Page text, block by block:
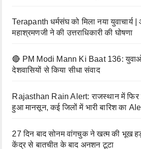
Terapanth धर्मसंघ को मिला नया युवाचार्य |
महाश्रमणजी ने की उत्तराधिकारी की घोषणा
🔴 PM Modi Mann Ki Baat 136:
देशवासियों से किया सीधा संवाद
Rajasthan Rain Alert: राजस्थान में फिर
हुआ मानसून, कई जिलों में भारी बारिश का
27 दिन बाद सोनम वांगचुक ने खत्म की भूख
केंद्र से बातचीत के बाद अनशन टूटा